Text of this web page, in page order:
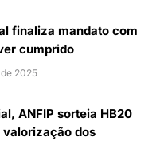
finaliza mandato com
cumprido
2025
ANFIP sorteia HB20
dos